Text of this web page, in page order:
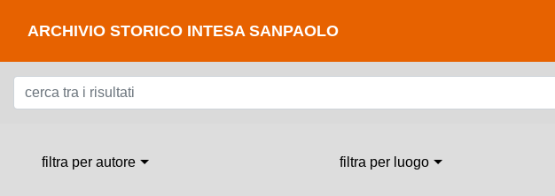
ARCHIVIO STORICO INTESA SANPAOLO
filtra per autore filtra per luogo